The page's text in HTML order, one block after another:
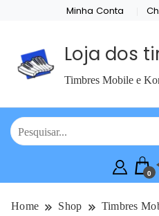
Minha Conta
Loja dos
Timbres Mobile e
0
Home Shop Timbres